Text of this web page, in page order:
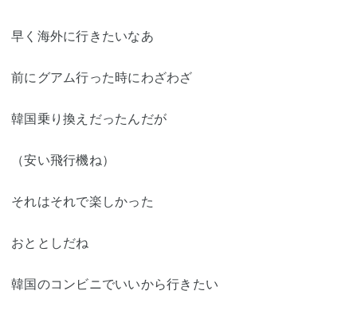
早く海外に行きたいなあ
前にグアム行った時にわざわざ
韓国乗り換えだったんだが
（安い飛行機ね）
それはそれで楽しかった
おととしだね
韓国のコンビニでいいから行きたい